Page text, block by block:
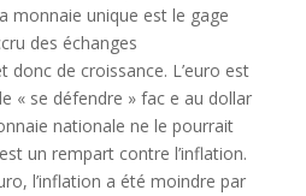
monnaie unique est le gage
des échanges
de croissance. L’euro est
« se défendre » fac e au dollar
nationale ne le pourrait
un rempart contre l’inflation.
l’inflation a été moindre par